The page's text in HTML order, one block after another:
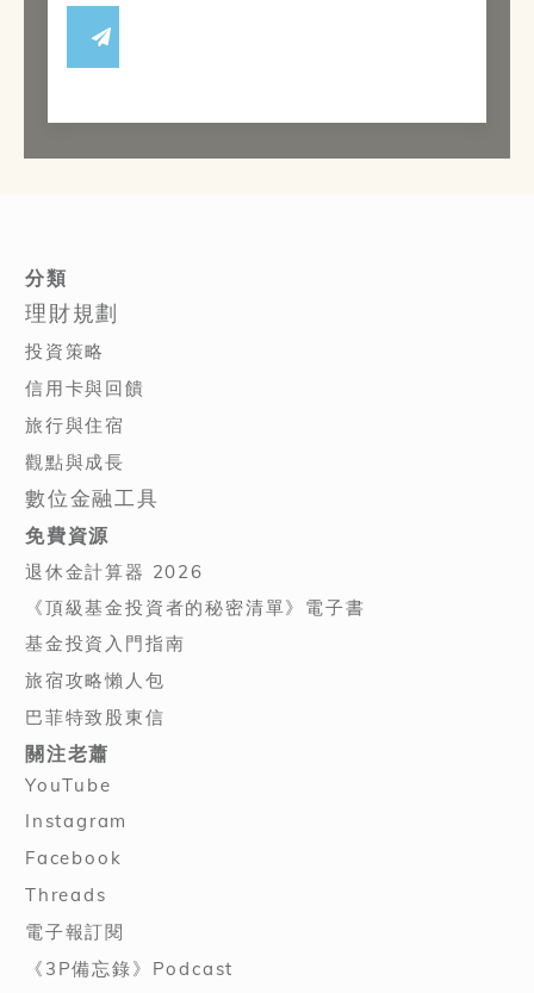
分類
理財規劃
投資策略
信用卡與回饋
旅行與住宿
觀點與成長
數位金融工具
免費資源
退休金計算器 2026
《頂級基金投資者的秘密清單》電子書
基金投資入門指南
旅宿攻略懶人包
巴菲特致股東信
關注老蕭
YouTube
Instagram
Facebook
Threads
電子報訂閱
《3P備忘錄》Podcast